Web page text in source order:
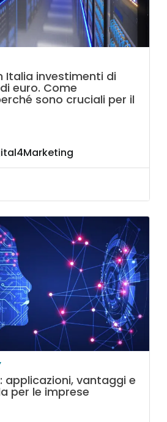
Italia investimenti di
euro. Come
sono cruciali per il
applicazioni, vantaggi e
per le imprese